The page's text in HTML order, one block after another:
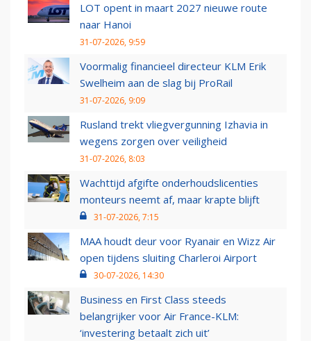
LOT opent in maart 2027 nieuwe route
naar Hanoi
31-07-2026, 9:59
Voormalig financieel directeur KLM Erik
Swelheim aan de slag bij ProRail
31-07-2026, 9:09
Rusland trekt vliegvergunning Izhavia in
wegens zorgen over veiligheid
31-07-2026, 8:03
Wachttijd afgifte onderhoudslicenties
monteurs neemt af, maar krapte blijft
31-07-2026, 7:15
MAA houdt deur voor Ryanair en Wizz Air
open tijdens sluiting Charleroi Airport
30-07-2026, 14:30
Business en First Class steeds
belangrijker voor Air France-KLM:
‘investering betaalt zich uit’